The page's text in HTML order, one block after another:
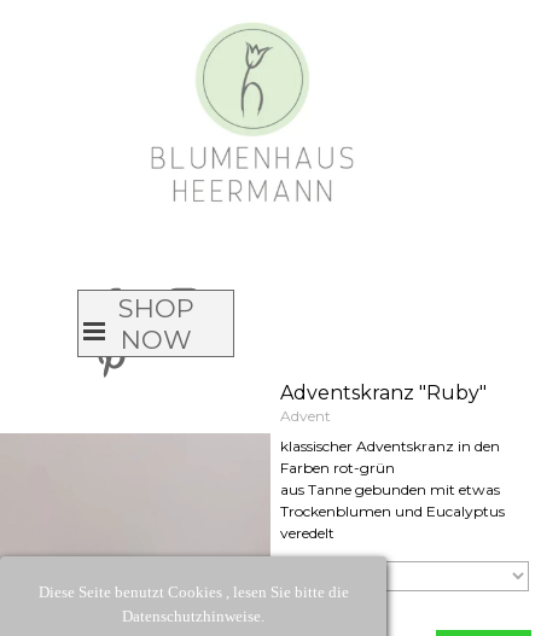
Diese Seite benutzt Cookies , lesen Sie bitte die
Datenschutzhinweise.
Animated
SHOP
NOW
Adventskranz "Ruby"
Advent
klassischer Adventskranz in den
Farben rot-grün
aus Tanne gebunden mit etwas
Trockenblumen und Eucalyptus
veredelt